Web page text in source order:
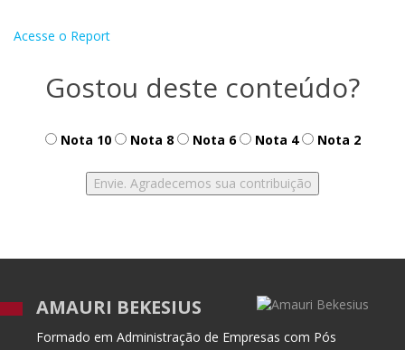
Acesse o Report
Gostou deste conteúdo?
Nota 10 Nota 8 Nota 6 Nota 4 Nota 2
AMAURI BEKESIUS
Formado em Administração de Empresas com Pós